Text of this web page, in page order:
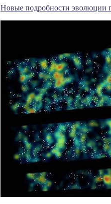
Новые подробности эволюции